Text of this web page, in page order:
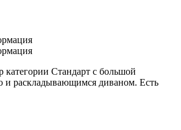
Стандарт с большой
и раскладывающимся диваном. Есть